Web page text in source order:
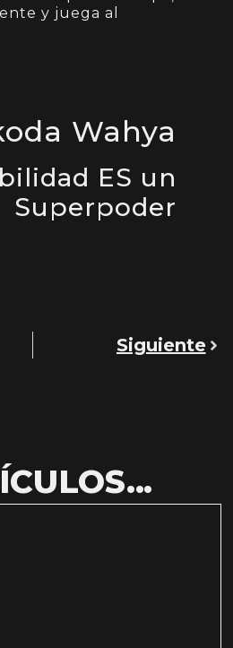
y juega al
Wahya
ES un
Superpoder
Siguiente